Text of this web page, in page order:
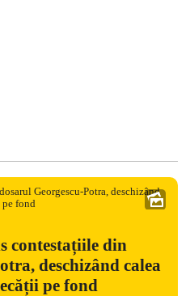
contestațiile din
deschizând calea
pe fond